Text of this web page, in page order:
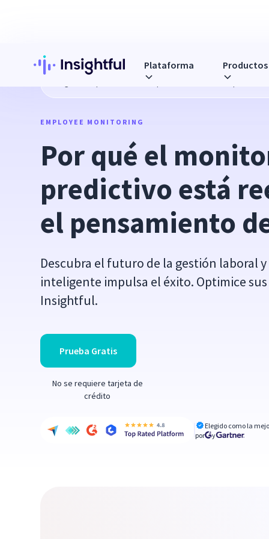
Plataforma Productos
Por qué el monitoreo predictivo está
EMPLOYEE MONITORING
Por qué el
predictivo está
el pensamiento
Descubra el futuro de la gestión laboral
inteligente impulsa el éxito. Optimice
Insightful.
Prueba Gratis
No se requiere tarjeta de
crédito
Elegido como la
por
y